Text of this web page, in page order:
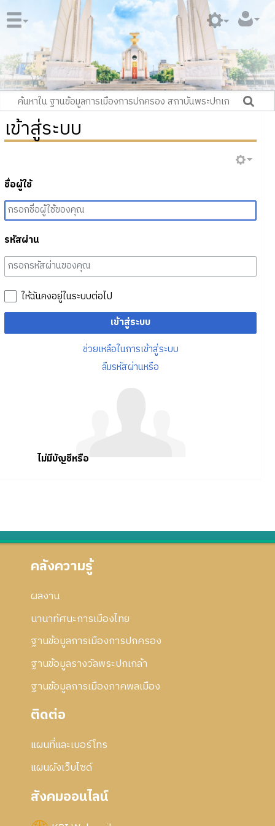
เข้าสู่ระบบ
ชื่อผู้ใช้
รหัสผ่าน
ให้ฉันคงอยู่ในระบบต่อไป
เข้าสู่ระบบ
ช่วยเหลือในการเข้าสู่ระบบ
ลืมรหัสผ่านหรือ
ไม่มีบัญชีหรือ
คลังความรู้
ผลงาน
นานาทัศนะการเมืองไทย
ฐานข้อมูลการเมืองการปกครอง
ฐานข้อมูลรางวัลพระปกเกล้า
ฐานข้อมูลการเมืองภาคพลเมือง
ติดต่อ
แผนที่และเบอร์โทร
แผนผังเว็บไซด์
สังคมออนไลน์